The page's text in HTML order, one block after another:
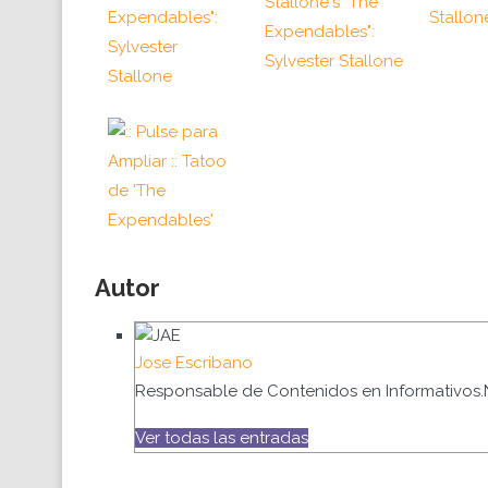
Autor
Jose Escribano
Responsable de Contenidos en
Ver todas las entradas